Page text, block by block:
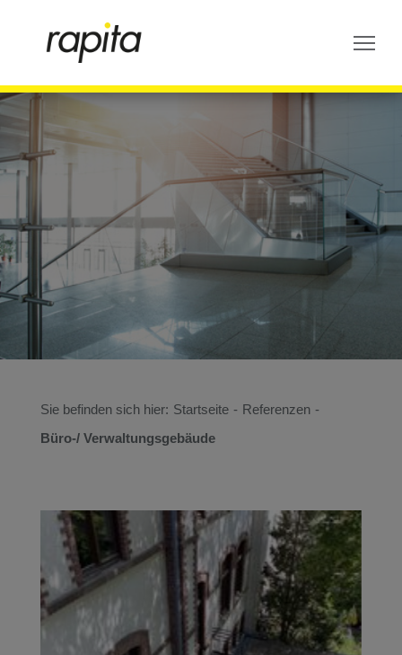
Sie befinden sich hier: Startseite - Referenzen -
Büro-/ Verwaltungsgebäude